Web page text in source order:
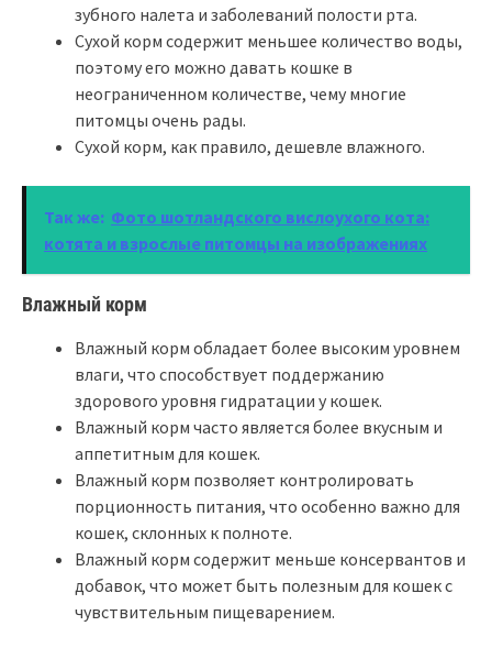
зубного налета и заболеваний полости рта.
Сухой корм содержит меньшее количество воды,
поэтому его можно давать кошке в
неограниченном количестве, чему многие
питомцы очень рады.
Сухой корм, как правило, дешевле влажного.
Так же: Фото шотландского вислоухого кота:
котята и взрослые питомцы на изображениях
Влажный корм
Влажный корм обладает более высоким уровнем
влаги, что способствует поддержанию
здорового уровня гидратации у кошек.
Влажный корм часто является более вкусным и
аппетитным для кошек.
Влажный корм позволяет контролировать
порционность питания, что особенно важно для
кошек, склонных к полноте.
Влажный корм содержит меньше консервантов и
добавок, что может быть полезным для кошек с
чувствительным пищеварением.